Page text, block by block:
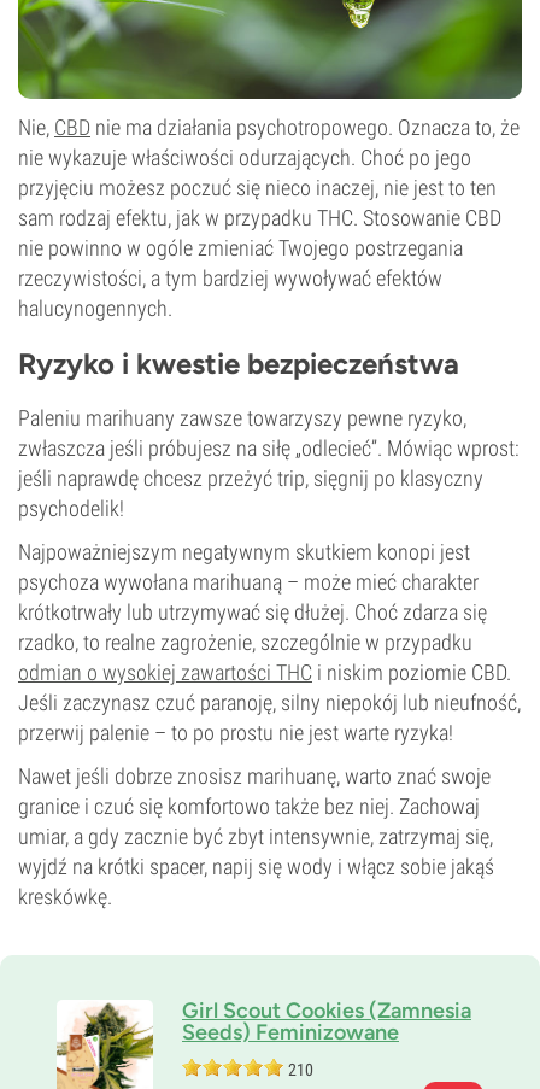
Nie, CBD nie ma działania psychotropowego. Oznacza to, że
nie wykazuje właściwości odurzających. Choć po jego
przyjęciu możesz poczuć się nieco inaczej, nie jest to ten
sam rodzaj efektu, jak w przypadku THC. Stosowanie CBD
nie powinno w ogóle zmieniać Twojego postrzegania
rzeczywistości, a tym bardziej wywoływać efektów
halucynogennych.
Ryzyko i kwestie bezpieczeństwa
Paleniu marihuany zawsze towarzyszy pewne ryzyko,
zwłaszcza jeśli próbujesz na siłę „odlecieć”. Mówiąc wprost:
jeśli naprawdę chcesz przeżyć trip, sięgnij po klasyczny
psychodelik!
Najpoważniejszym negatywnym skutkiem konopi jest
psychoza wywołana marihuaną – może mieć charakter
krótkotrwały lub utrzymywać się dłużej. Choć zdarza się
rzadko, to realne zagrożenie, szczególnie w przypadku
odmian o wysokiej zawartości THC i niskim poziomie CBD.
Jeśli zaczynasz czuć paranoję, silny niepokój lub nieufność,
przerwij palenie – to po prostu nie jest warte ryzyka!
Nawet jeśli dobrze znosisz marihuanę, warto znać swoje
granice i czuć się komfortowo także bez niej. Zachowaj
umiar, a gdy zacznie być zbyt intensywnie, zatrzymaj się,
wyjdź na krótki spacer, napij się wody i włącz sobie jakąś
kreskówkę.
Girl Scout Cookies (Zamnesia
Seeds) Feminizowane
210